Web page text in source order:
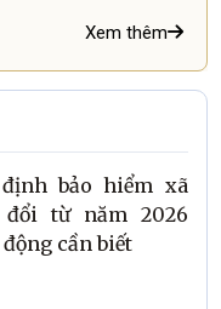
Xem thêm
bảo hiểm xã
từ năm 2026
cần biết